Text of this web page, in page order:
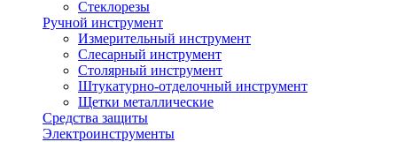
Стеклорезы
Ручной инструмент
Измерительный инструмент
Слесарный инструмент
Столярный инструмент
Штукатурно-отделочный инструмент
Щетки металлические
Средства защиты
Электроинструменты